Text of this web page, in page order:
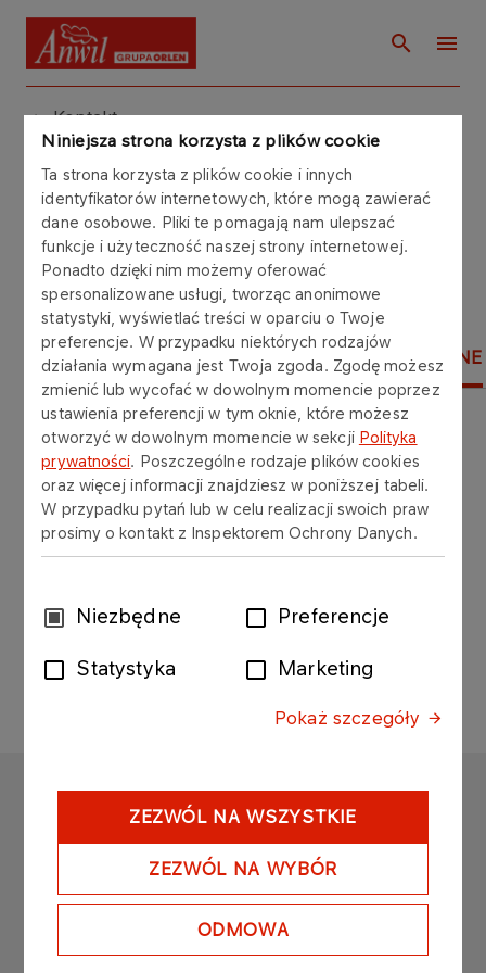
Niniejsza strona korzysta z plików cookie
Ta strona korzysta z plików cookie i innych
identyfikatorów internetowych, które mogą zawierać
dane osobowe. Pliki te pomagają nam ulepszać
funkcje i użyteczność naszej strony internetowej.
Ponadto dzięki nim możemy oferować
spersonalizowane usługi, tworząc anonimowe
statystyki, wyświetlać treści w oparciu o Twoje
preferencje. W przypadku niektórych rodzajów
działania wymagana jest Twoja zgoda. Zgodę możesz
zmienić lub wycofać w dowolnym momencie poprzez
ustawienia preferencji w tym oknie, które możesz
otworzyć w dowolnym momencie w sekcji Polityka
prywatności. Poszczególne rodzaje plików cookies
oraz więcej informacji znajdziesz w poniższej tabeli.
W przypadku pytań lub w celu realizacji swoich praw
prosimy o kontakt z Inspektorem Ochrony Danych.
WybórNiezbędne Preferencje
Statystyka Marketing
Pokaż szczegóły
ZEZWÓL NA WSZYSTKIE
ZEZWÓL NA WYBÓR
ODMOWA
Kontakt
Kontakt
NAWOZY AZOTOWE TWORZYWA SZTUCZNE
Tworzywa sztuczne
PCW
Granulaty i mieszanki
ANWIL
Copyright © 2025
Wszystkie prawa zastrzeżone